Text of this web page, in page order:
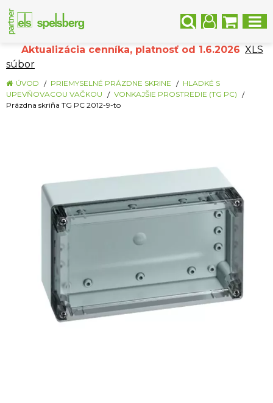
Aktualizácia cenníka, platnosť od 1.6.2026 XLS
súbor
ÚVOD PRIEMYSELNÉ PRÁZDNE SKRINE
HLADKÉ S
UPEVŇOVACOU VAČKOU
VONKAJŠIE PROSTREDIE (TG PC)
Prázdna skriňa TG PC 2012-9-to